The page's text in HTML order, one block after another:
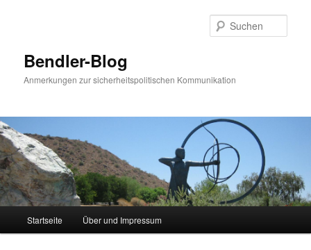
Bendler-Blog
Anmerkungen zur sicherheitspolitischen Kommunikation
Startseite Über und Impressum